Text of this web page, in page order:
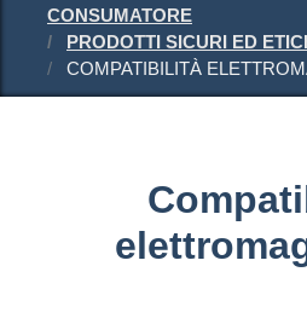
CONSUMATORE
PRODOTTI SICURI ED
COMPATIBILITÀ